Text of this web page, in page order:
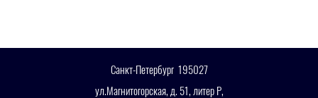
Санкт-Петербург 195027
ул.Магнитогорская, д. 51, литер Р,